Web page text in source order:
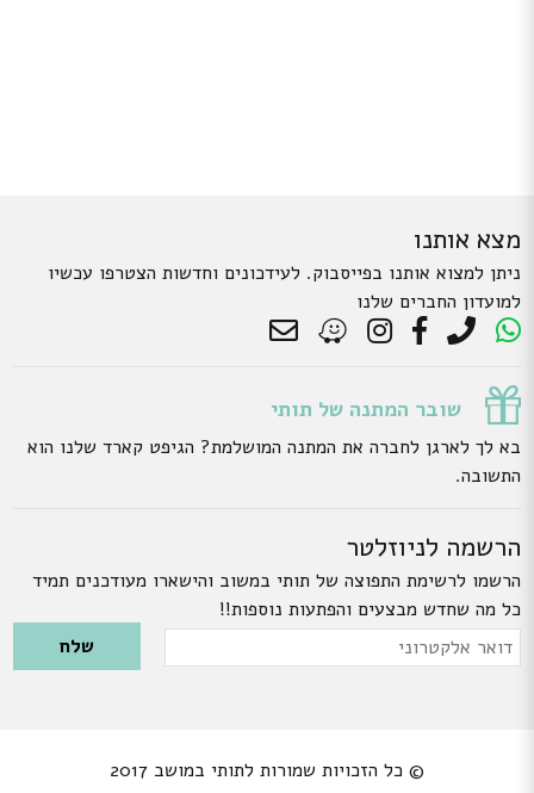
מצא אותנו
ניתן למצוא אותנו בפייסבוק. לעידכונים וחדשות הצטרפו עכשיו
למועדון החברים שלנו
שובר המתנה של תותי
בא לך לארגן לחברה את המתנה המושלמת? הגיפט קארד שלנו הוא
התשובה.
הרשמה לניוזלטר
הרשמו לרשימת התפוצה של תותי במשוב והישארו מעודכנים תמיד
כל מה שחדש מבצעים והפתעות נוספות!!
Please leave this field empty.
דואר
© כל הזכויות שמורות לתותי במושב 2017